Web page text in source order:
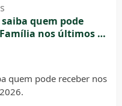
quem pode
nos últimos 5
quem pode receber nos